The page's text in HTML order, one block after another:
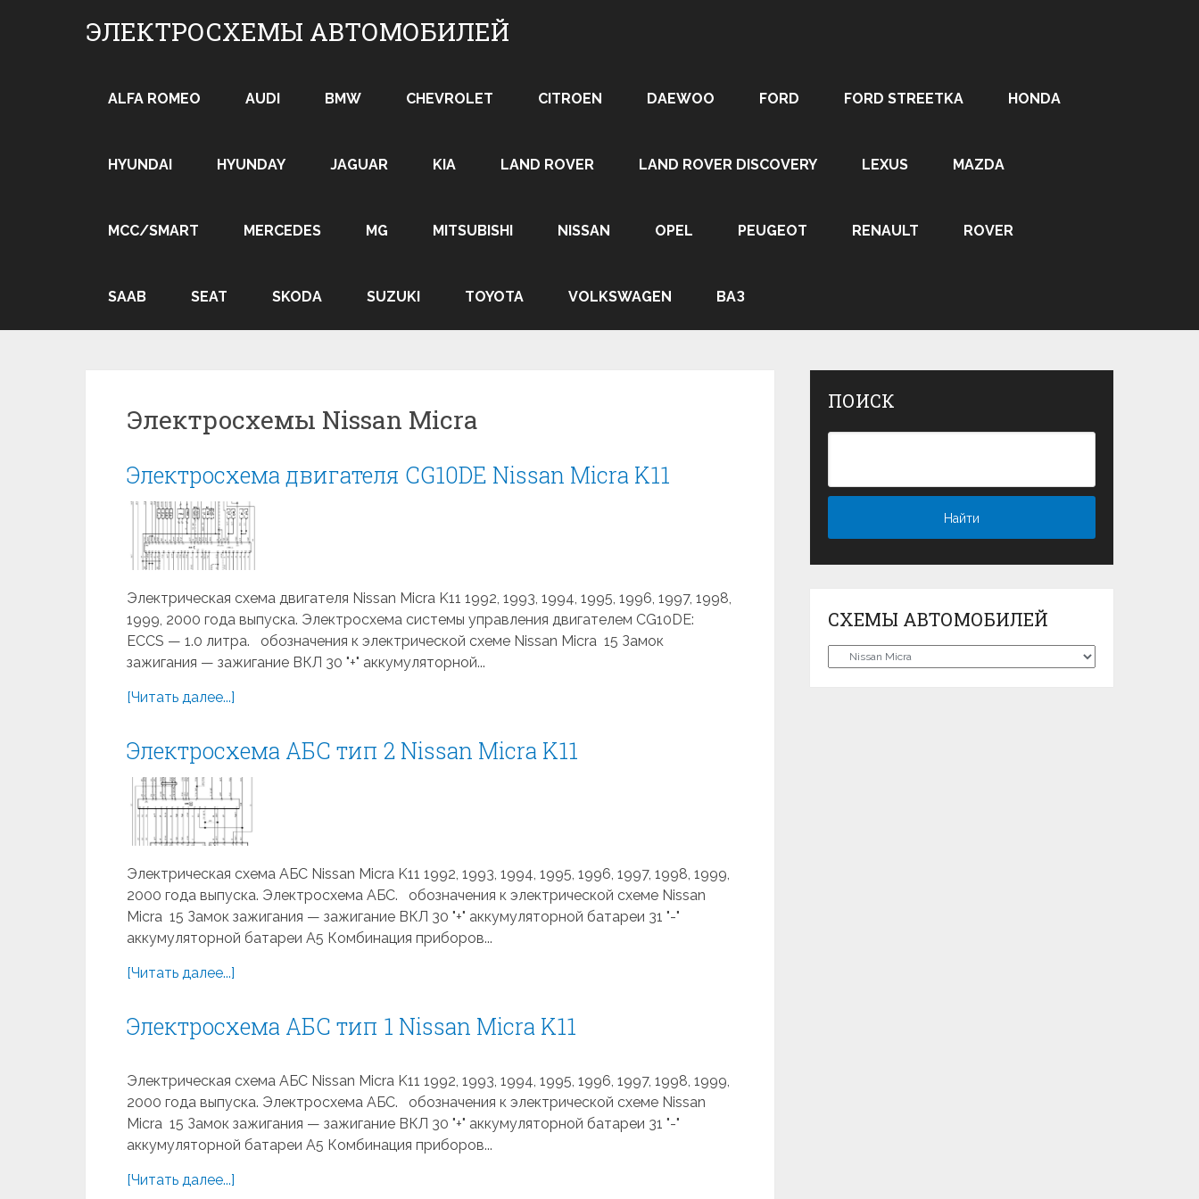
ЭЛЕКТРОСХЕМЫ АВТОМОБИЛЕЙ
ALFA ROMEO AUDI BMW CHEVROLET CITROEN DAEWOO FORD FORD STREETKA HONDA
HYUNDAI HYUNDAY JAGUAR KIA LAND ROVER LAND ROVER DISCOVERY LEXUS MAZDA
MCC/SMART MERCEDES MG MITSUBISHI NISSAN OPEL PEUGEOT RENAULT ROVER
SAAB SEAT SKODA SUZUKI TOYOTA VOLKSWAGEN ВАЗ
Электросхемы Nissan Micra
Электросхема двигателя CG10DE Nissan Micra K11
Электрическая схема двигателя Nissan Micra K11 1992, 1993, 1994, 1995, 1996, 1997, 1998,
1999, 2000 года выпуска. Электросхема системы управления двигателем CG10DE:
ECCS — 1.0 литра. обозначения к электрической схеме Nissan Micra 15 Замок
зажигания — зажигание ВКЛ 30 "+" аккумуляторной...
[Читать далее...]
Электросхема АБС тип 2 Nissan Micra K11
Электрическая схема АБС Nissan Micra K11 1992, 1993, 1994, 1995, 1996, 1997, 1998, 1999,
2000 года выпуска. Электросхема АБС. обозначения к электрической схеме Nissan
Micra 15 Замок зажигания — зажигание ВКЛ 30 "+" аккумуляторной батареи 31 "-"
аккумуляторной батареи A5 Комбинация приборов...
[Читать далее...]
Электросхема АБС тип 1 Nissan Micra K11
Электрическая схема АБС Nissan Micra K11 1992, 1993, 1994, 1995, 1996, 1997, 1998, 1999,
2000 года выпуска. Электросхема АБС. обозначения к электрической схеме Nissan
Micra 15 Замок зажигания — зажигание ВКЛ 30 "+" аккумуляторной батареи 31 "-"
аккумуляторной батареи A5 Комбинация приборов...
[Читать далее...]
ПОИСК
СХЕМЫ АВТОМОБИЛЕЙ
Схемы